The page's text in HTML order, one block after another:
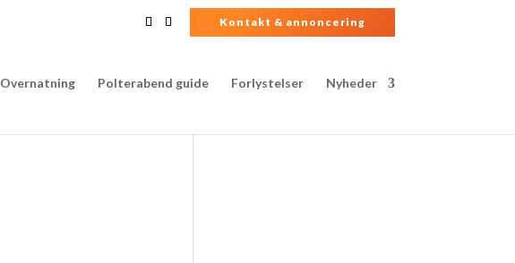
Kontakt & annoncering
Overnatning Polterabend guide Forlystelser Nyheder